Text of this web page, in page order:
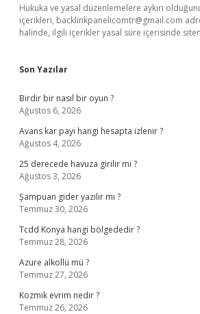
Hukuka ve yasal düzenlemelere aykırı
içerikleri, backlinkpanelicomtr@gmail.com
halinde, ilgili içerikler yasal süre içerisinde
Son Yazılar
Birdir bir nasıl bir oyun ?
Ağustos 6, 2026
Avans kar payı hangi hesapta izlenir ?
Ağustos 4, 2026
25 derecede havuza girilir mi ?
Ağustos 3, 2026
Şampuan gider yazılır mı ?
Temmuz 30, 2026
Tcdd Konya hangi bölgededir ?
Temmuz 28, 2026
Azure alkollü mü ?
Temmuz 27, 2026
Kozmik evrim nedir ?
Temmuz 26, 2026